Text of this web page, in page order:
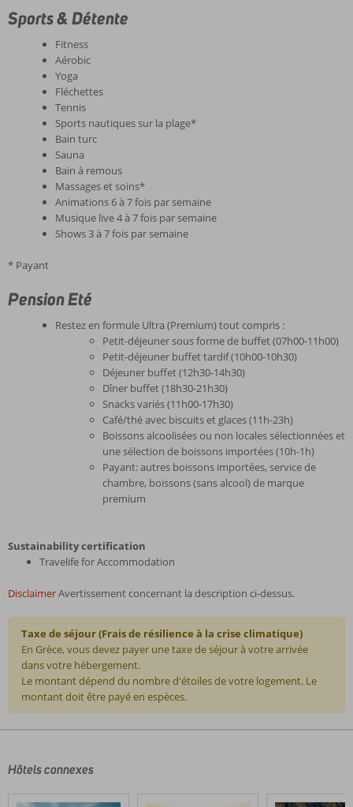
Sports & Détente
Fitness
Aérobic
Yoga
Fléchettes
Tennis
Sports nautiques sur la plage*
Bain turc
Sauna
Bain à remous
Massages et soins*
Animations 6 à 7 fois par semaine
Musique live 4 à 7 fois par semaine
Shows 3 à 7 fois par semaine
* Payant
Pension Eté
Restez en formule Ultra (Premium) tout compris :
Petit-déjeuner sous forme de buffet (07h00-11h00)
Petit-déjeuner buffet tardif (10h00-10h30)
Déjeuner buffet (12h30-14h30)
Dîner buffet (18h30-21h30)
Snacks variés (11h00-17h30)
Café/thé avec biscuits et glaces (11h-23h)
Boissons alcoolisées ou non locales sélectionnées et
une sélection de boissons importées (10h-1h)
Payant: autres boissons importées, service de
chambre, boissons (sans alcool) de marque
premium
Sustainability certification
Travelife for Accommodation
DisclaimerAvertissement concernant la description ci-dessus.
Taxe de séjour (Frais de résilience à la crise climatique)
En Grèce, vous devez payer une taxe de séjour à votre arrivée
dans votre hébergement.
Le montant dépend du nombre d'étoiles de votre logement. Le
montant doit être payé en espèces.
écrits
nos
Hôtels connexes